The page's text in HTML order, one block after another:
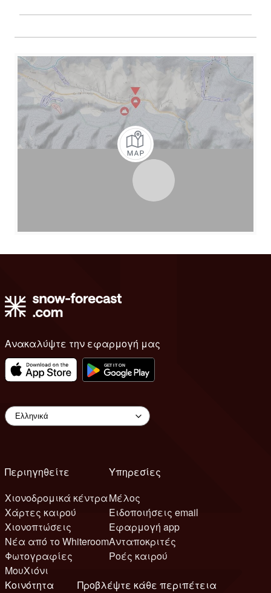
Ανακαλύψτε την εφαρμογή μας
Περιηγηθείτε
Χιονοδρομικά κέντρα
Χάρτες καιρού
Χιονοπτώσεις
Νέα από το Whiteroom
Φωτογραφίες
ΜουΧιόνι
Υπηρεσίες
Μέλος
Ειδοποιήσεις email
Εφαρμογή app
Ανταποκριτές
Ροές καιρού
Κοινότητα
Προβλέψτε κάθε περιπέτεια